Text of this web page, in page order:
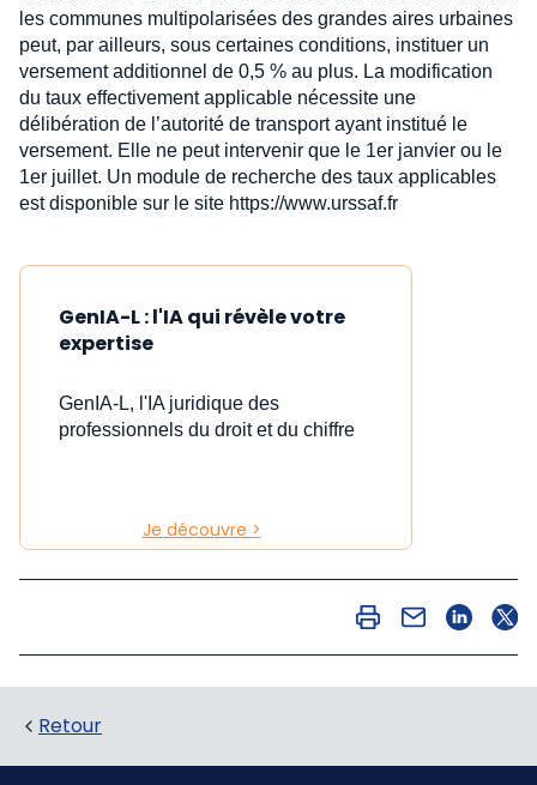
les communes multipolarisées des grandes aires urbaines
peut, par ailleurs, sous certaines conditions, instituer un
versement additionnel de 0,5 % au plus. La modification
du taux effectivement applicable nécessite une
délibération de l’autorité de transport ayant institué le
versement. Elle ne peut intervenir que le 1er janvier ou le
1er juillet. Un module de recherche des taux applicables
est disponible sur le site https://www.urssaf.fr
GenIA-L : l'IA qui révèle votre
expertise
GenIA-L, l'IA juridique des
professionnels du droit et du chiffre
Je découvre >
Retour